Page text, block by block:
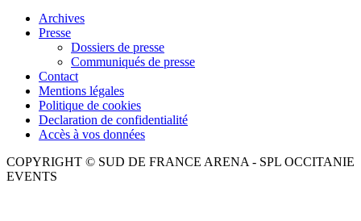
Archives
Presse
Dossiers de presse
Communiqués de presse
Contact
Mentions légales
Politique de cookies
Declaration de confidentialité
Accès à vos données
COPYRIGHT © SUD DE FRANCE ARENA - SPL OCCITANIE
EVENTS